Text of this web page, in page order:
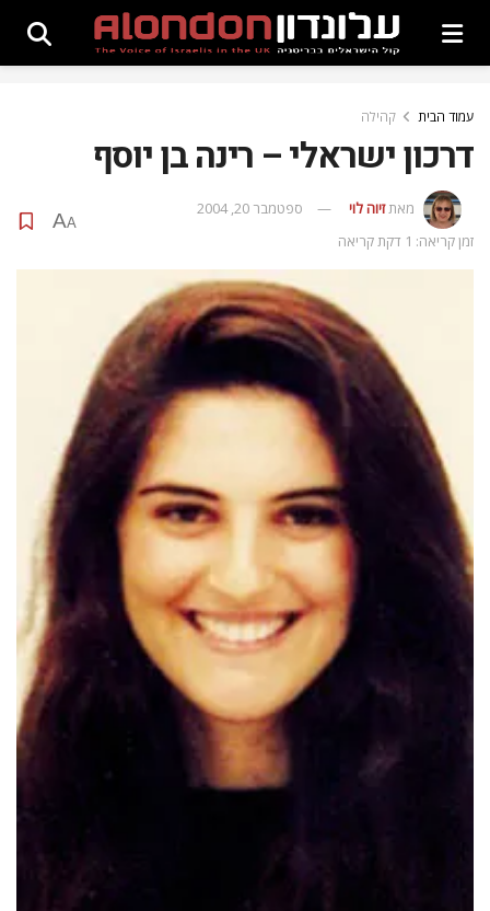
עמוד הבית קהילה
דרכון ישראלי – רינה בן יוסף
מאתזיוה לוי
ספטמבר 20, 2004
זמן קריאה: 1 דקת קריאה
A
A